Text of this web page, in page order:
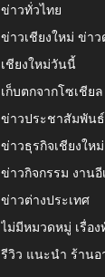
ข่าวทั่วไทย
ข่าวเชียงใหม่ ข่า
เชียงใหม่วันนี้
เก็บตกจากโซเชียล
ข่าวประชาสัมพันธ์
ข่าวธุรกิจเชียงให
ข่าวกิจกรรม งานอี
ข่าวต่างประเทศ
ไม่มีหมวดหมู่ เรื่อง
รีวิว แนะนำ ร้านอ